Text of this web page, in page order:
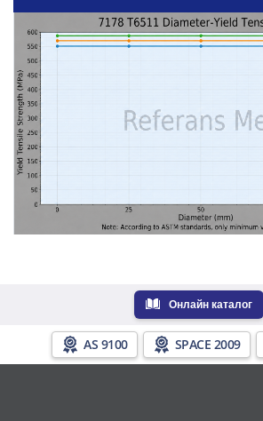
Онлайн каталог
AS 9100 SPACE 2009